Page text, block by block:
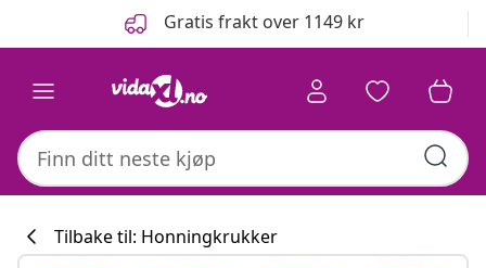
Gratis frakt over 1149 kr
Tilbake til: Honningkrukker